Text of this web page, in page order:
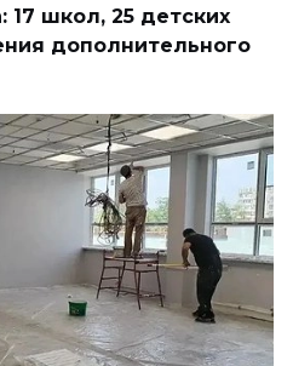
17 школ, 25 детских
дополнительного